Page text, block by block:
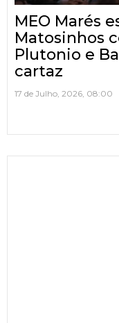
MEO Marés
Matosinhos
Plutonio e
cartaz
17 de Julho, 2026, 08:00